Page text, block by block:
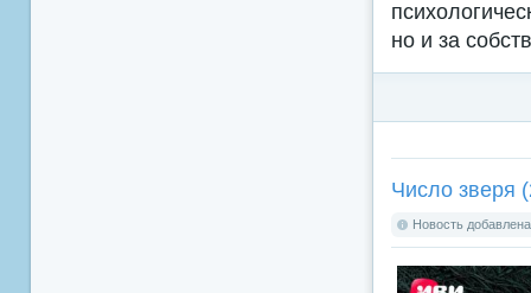
но и за
Число зверя
Новость